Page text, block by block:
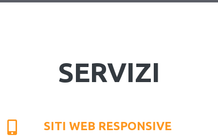
SERVIZI
SITI WEB RESPONSIVE